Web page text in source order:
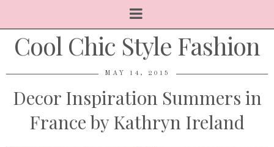
Cool Chic Style Fashion
MAY 14, 2015
Decor Inspiration Summers in
France by Kathryn Ireland